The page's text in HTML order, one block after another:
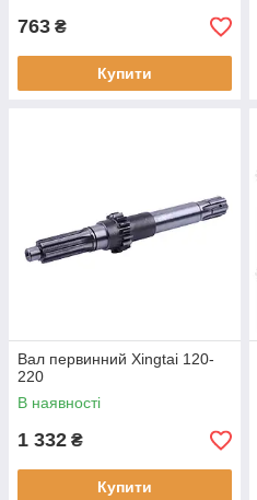
763 ₴
Купити
Вал первинний Xingtai 120-
220
В наявності
1 332 ₴
Купити